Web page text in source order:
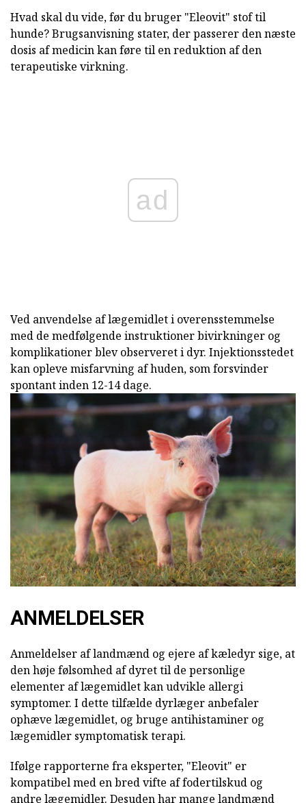
Hvad skal du vide, før du bruger "Eleovit" stof til
hunde? Brugsanvisning stater, der passerer den næste
dosis af medicin kan føre til en reduktion af den
terapeutiske virkning.
ad
Ved anvendelse af lægemidlet i overensstemmelse
med de medfølgende instruktioner bivirkninger og
komplikationer blev observeret i dyr. Injektionsstedet
kan opleve misfarvning af huden, som forsvinder
spontant inden 12-14 dage.
ANMELDELSER
Anmeldelser af landmænd og ejere af kæledyr sige, at
den høje følsomhed af dyret til de personlige
elementer af lægemidlet kan udvikle allergi
symptomer. I dette tilfælde dyrlæger anbefaler
ophæve lægemidlet, og bruge antihistaminer og
lægemidler symptomatisk terapi.
Ifølge rapporterne fra eksperter, "Eleovit" er
kompatibel med en bred vifte af fodertilskud og
andre lægemidler. Desuden har mange landmænd